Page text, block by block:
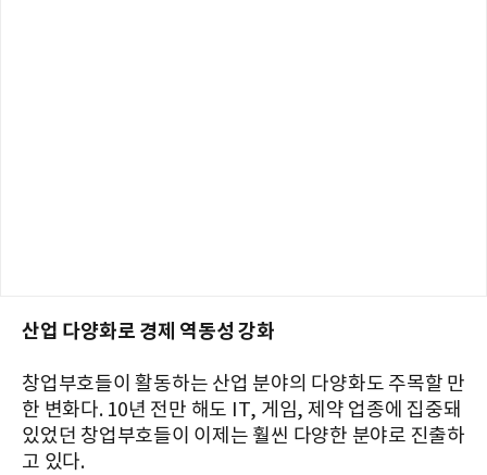
산업 다양화로 경제 역동성 강화
창업부호들이 활동하는 산업 분야의 다양화도 주목할 만
한 변화다. 10년 전만 해도 IT, 게임, 제약 업종에 집중돼
있었던 창업부호들이 이제는 훨씬 다양한 분야로 진출하
고 있다.